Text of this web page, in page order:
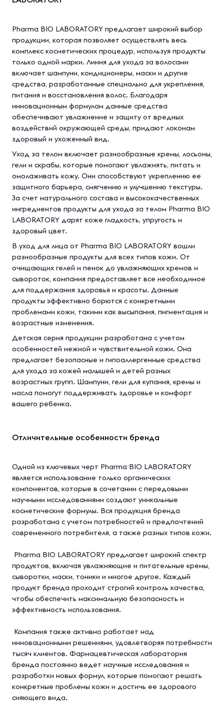
Pharma BIO LABORATORY предлагает широкий выбор
продукции, которая позволяет осуществлять весь
комплекс косметических процедур, используя продукты
только одной марки. Линия для ухода за волосами
включает шампуни, кондиционеры, маски и другие
средства, разработанные специально для укрепления,
питания и восстановления волос. Благодаря
инновационным формулам данные средства
обеспечивают увлажнение и защиту от вредных
воздействий окружающей среды, придают локонам
здоровый и ухоженный вид.
Уход за телом включает разнообразные кремы, лосьоны,
гели и скрабы, которые помогают увлажнять, питать и
омолаживать кожу. Они способствуют укреплению ее
защитного барьера, смягчению и улучшению текстуры.
За счет натурального состава и высококачественных
ингредиентов продукты для ухода за телом Pharma BIO
LABORATORY дарят коже гладкость, упругость и
здоровый цвет.
В уход для лица от Pharma BIO LABORATORY вошли
разнообразные продукты для всех типов кожи. От
очищающих гелей и пенок до увлажняющих кремов и
сывороток, компания предоставляет все необходимое
для поддержания здоровья и красоты. Данные
продукты эффективно борются с конкретными
проблемами кожи, такими как высыпания, пигментация и
возрастные изменения.
Детская серия продукции разработана с учетом
особенностей нежной и чувствительной кожи. Она
предлагает безопасные и гипоаллергенные средства
для ухода за кожей малышей и детей разных
возрастных групп. Шампуни, гели для купания, кремы и
масла помогут поддерживать здоровье и комфорт
вашего ребенка.
Отличительные особенности бренда
Одной из ключевых черт Pharma BIO LABORATORY
является использование только органических
компонентов, которые в сочетании с передовыми
научными исследованиями создают уникальные
косметические формулы. Вся продукция бренда
разработана с учетом потребностей и предпочтений
современного потребителя, а также разных типов кожи.
Pharma BIO LABORATORY предлагает широкий спектр
продуктов, включая увлажняющие и питательные кремы,
сыворотки, маски, тоники и многое другое. Каждый
продукт бренда проходит строгий контроль качества,
чтобы обеспечить максимальную безопасность и
эффективность использования.
Компания также активно работает над
инновационными решениями, удовлетворяя потребности
тысяч клиентов. Фармацевтическая лаборатория
бренда постоянно ведет научные исследования и
разработки новых формул, которые помогают решать
конкретные проблемы кожи и достичь ее здорового
сияющего вида.